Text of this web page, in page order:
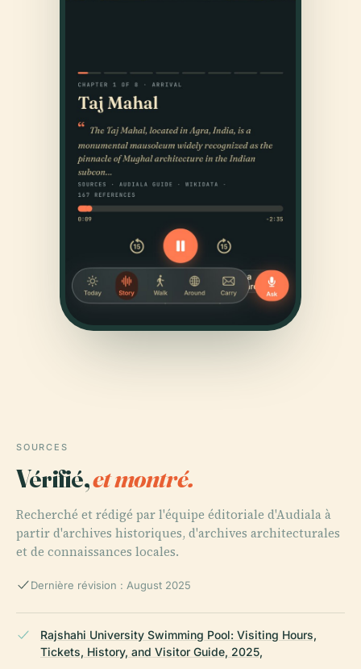
SOURCES
Vérifié,et montré.
Recherché et rédigé par l'équipe éditoriale d'Audiala à
partir d'archives historiques, d'archives architecturales
et de connaissances locales.
Dernière révision : August 2025
Rajshahi University Swimming Pool: Visiting Hours,
Tickets, History, and Visitor Guide, 2025,